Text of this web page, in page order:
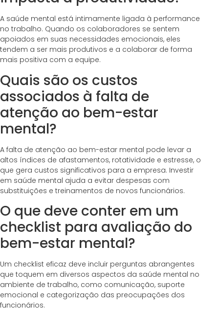
A saúde mental está intimamente ligada à performance
no trabalho. Quando os colaboradores se sentem
apoiados em suas necessidades emocionais, eles
tendem a ser mais produtivos e a colaborar de forma
mais positiva com a equipe.
Quais são os custos
associados à falta de
atenção ao bem-estar
mental?
A falta de atenção ao bem-estar mental pode levar a
altos índices de afastamentos, rotatividade e estresse, o
que gera custos significativos para a empresa. Investir
em saúde mental ajuda a evitar despesas com
substituições e treinamentos de novos funcionários.
O que deve conter em um
checklist para avaliação do
bem-estar mental?
Um checklist eficaz deve incluir perguntas abrangentes
que toquem em diversos aspectos da saúde mental no
ambiente de trabalho, como comunicação, suporte
emocional e categorização das preocupações dos
funcionários.